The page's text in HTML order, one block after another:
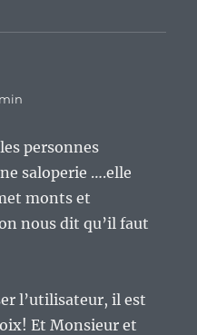
personnes
saloperie ….elle
monts et
nous dit qu’il faut
l’utilisateur, il est
Et Monsieur et